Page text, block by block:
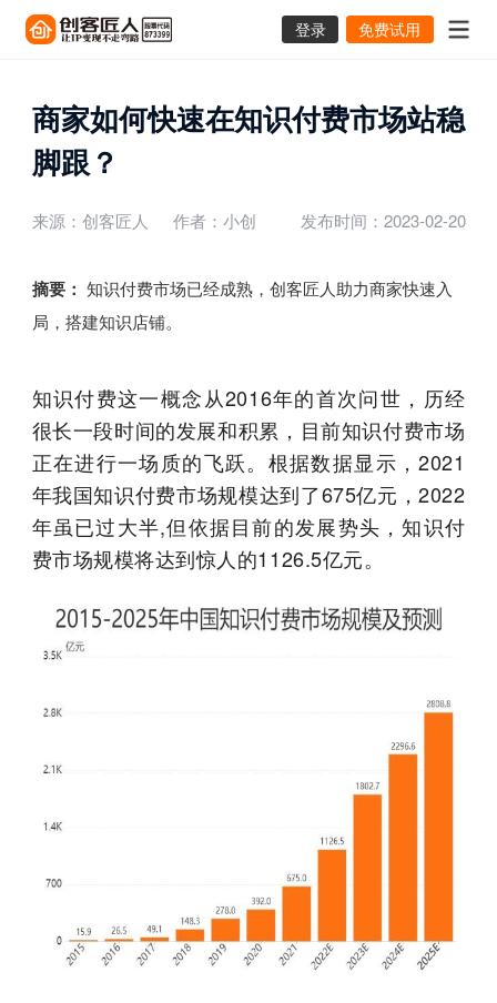
登录 免费试用
商家如何快速在知识付费市场站稳
脚跟？
来源：创客匠人 作者：小创 发布时间：2023-02-20
摘要： 知识付费市场已经成熟，创客匠人助力商家快速入
局，搭建知识店铺。
知识付费这一概念从2016年的首次问世，历经
很长一段时间的发展和积累，目前知识付费市场
正在进行一场质的飞跃。根据数据显示，2021
年我国知识付费市场规模达到了675亿元，2022
年虽已过大半,但依据目前的发展势头，知识付
费市场规模将达到惊人的1126.5亿元。